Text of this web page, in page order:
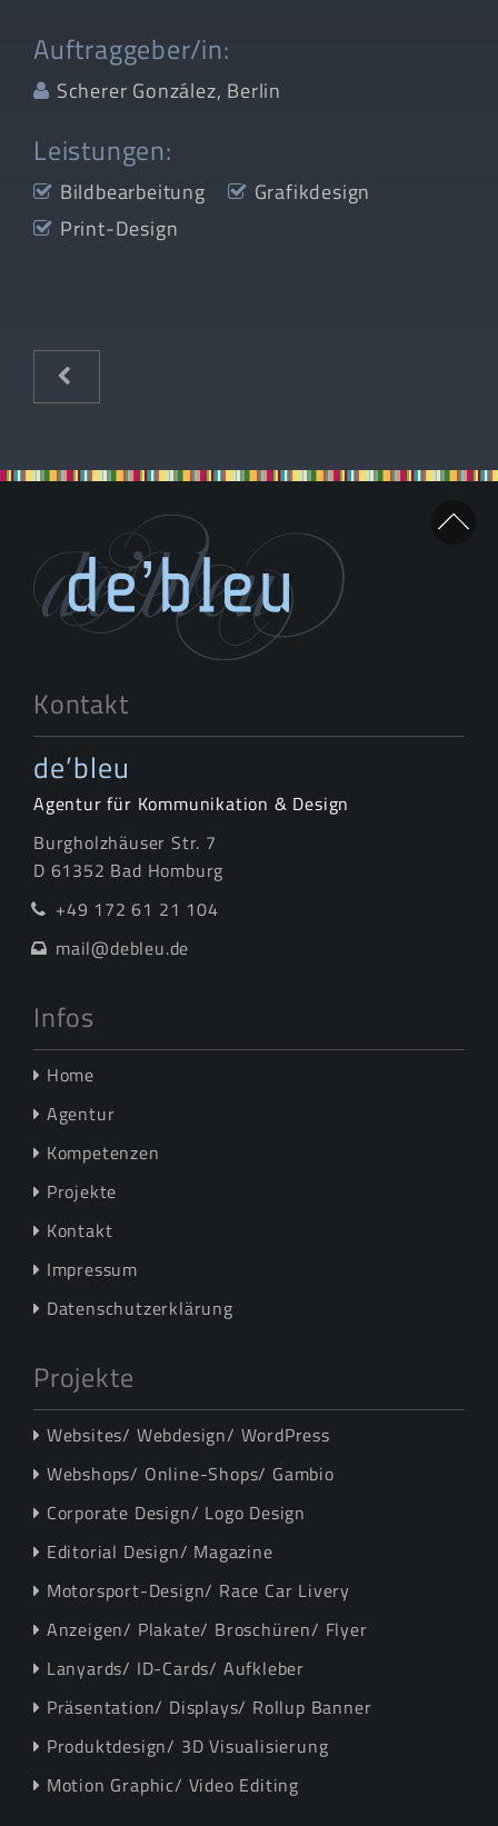
Auftraggeber/in:
Scherer González, Berlin
Leistungen:
Bildbearbeitung
Grafikdesign
Print-Design
Kontakt
de’bleu
Agentur für Kommunikation & Design
Burgholzhäuser Str. 7
D 61352 Bad Homburg
+49 172 61 21 104
mail@debleu.de
Infos
Home
Agentur
Kompetenzen
Projekte
Kontakt
Impressum
Datenschutzerklärung
Projekte
Websites/ Webdesign/ WordPress
Webshops/ Online-Shops/ Gambio
Corporate Design/ Logo Design
Editorial Design/ Magazine
Motorsport-Design/ Race Car Livery
Anzeigen/ Plakate/ Broschüren/ Flyer
Lanyards/ ID-Cards/ Aufkleber
Präsentation/ Displays/ Rollup Banner
Produktdesign/ 3D Visualisierung
Motion Graphic/ Video Editing